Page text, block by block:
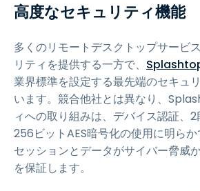
高度なセキュリティ機能
多くのリモートデスクトップサービ
リティを提供する一方で、
業界標準を設定する最先端のセキュ
います。競合他社とは異なり、
ィへの取り組みは、デバイス認証、
256ビットAES暗号化の使用に明ら
セッションとデータがサイバー脅威
を保証します。